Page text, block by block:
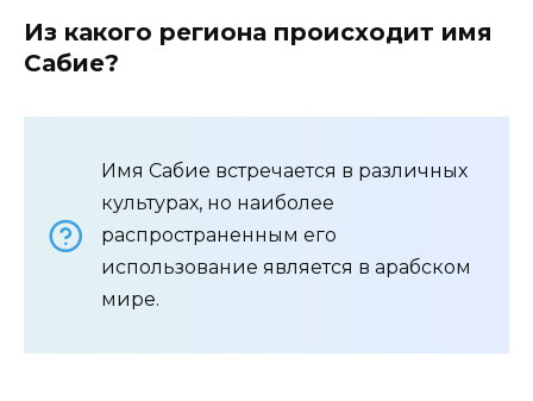
Из какого региона происходит имя
Сабие?
Имя Сабие встречается в различных
культурах, но наиболее
распространенным его
использование является в арабском
мире.